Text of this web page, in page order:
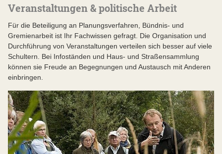
Veranstaltungen & politische Arbeit
Für die Beteiligung an Planungsverfahren, Bündnis- und
Gremienarbeit ist Ihr Fachwissen gefragt. Die Organisation und
Durchführung von Veranstaltungen verteilen sich besser auf viele
Schultern. Bei Infoständen und Haus- und Straßensammlung
können sie Freude an Begegnungen und Austausch mit Anderen
einbringen.